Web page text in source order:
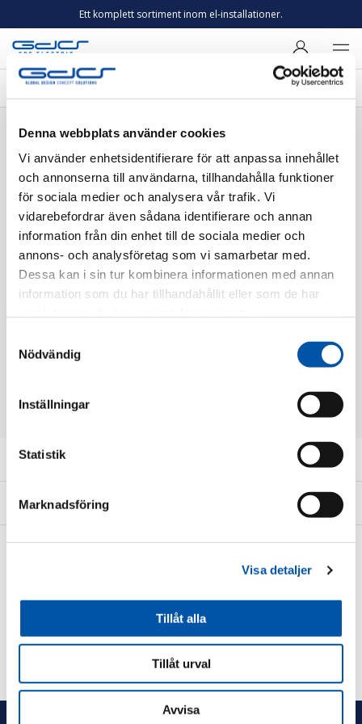
Denna webbplats använder cookies
Vi använder enhetsidentifierare för att anpassa innehållet
och annonserna till användarna, tillhandahålla funktioner
för sociala medier och analysera vår trafik. Vi
vidarebefordrar även sådana identifierare och annan
information från din enhet till de sociala medier och
annons- och analysföretag som vi samarbetar med.
Dessa kan i sin tur kombinera informationen med annan
information som du har tillhandahållit eller som de har
Nödvändig
Inställningar
Statistik
Marknadsföring
Visa detaljer
Tillåt alla
Tillåt urval
Avvisa
Ett komplett sortiment inom el-installationer.
Färger
Installationsmaterial Strömbrytare/Vägguttag
Det finns inga produkter
Kundservice
Information